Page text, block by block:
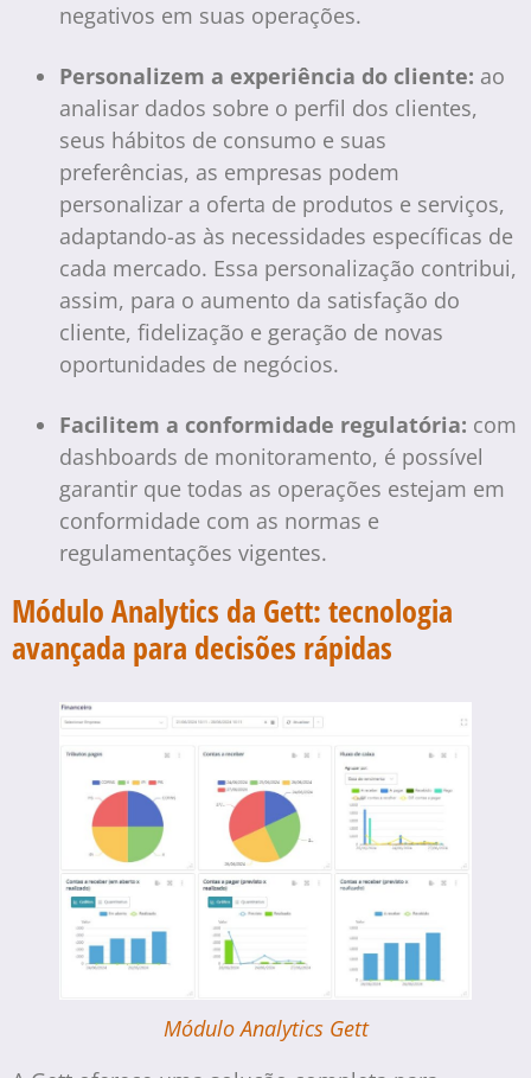
negativos em suas operações.
Personalizem a experiência do cliente: ao
analisar dados sobre o perfil dos clientes,
seus hábitos de consumo e suas
preferências, as empresas podem
personalizar a oferta de produtos e serviços,
adaptando-as às necessidades específicas de
cada mercado. Essa personalização contribui,
assim, para o aumento da satisfação do
cliente, fidelização e geração de novas
oportunidades de negócios.
Facilitem a conformidade regulatória: com
dashboards de monitoramento, é possível
garantir que todas as operações estejam em
conformidade com as normas e
regulamentações vigentes.
Módulo Analytics da Gett: tecnologia
avançada para decisões rápidas
Módulo Analytics Gett